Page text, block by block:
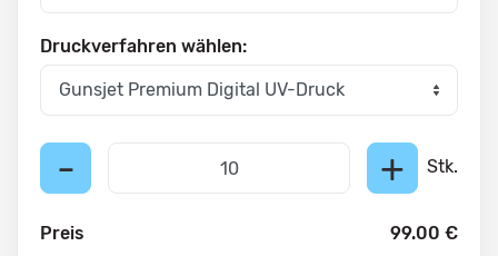
Druckverfahren wählen:
- + Stk.
Preis 99.00 €